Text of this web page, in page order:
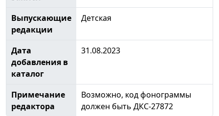
Выпускающие
редакции
Детская
Дата
добавления в
каталог
31.08.2023
Примечание
редактора
Возможно, код фонограммы
должен быть ДКС-27872